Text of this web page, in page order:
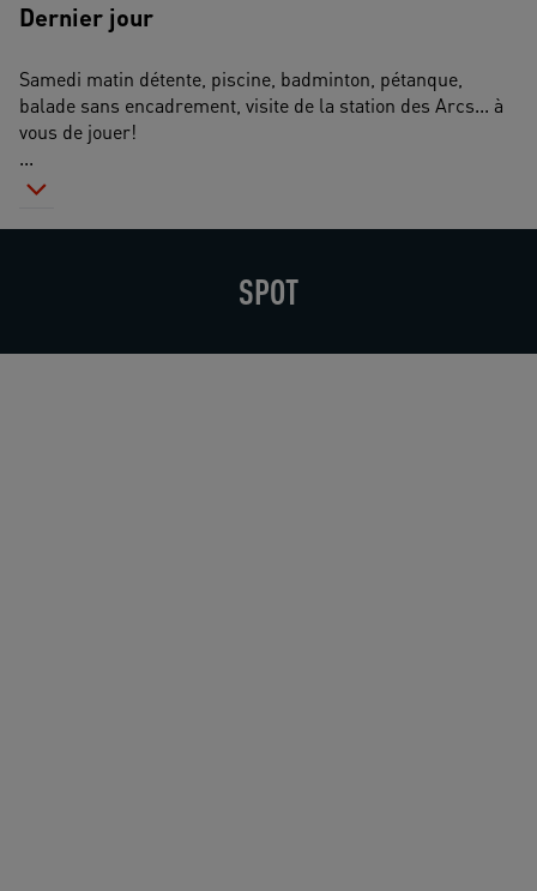
Dernier jour
Samedi matin détente, piscine, badminton, pétanque,
balade sans encadrement, visite de la station des Arcs... à
vous de jouer!
...
SPOT